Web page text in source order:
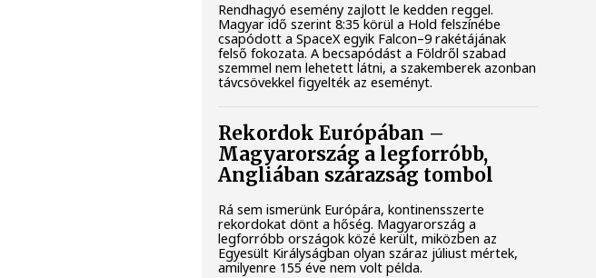
Rendhagyó esemény zajlott le kedden reggel.
Magyar idő szerint 8:35 körül a Hold felszínébe
csapódott a SpaceX egyik Falcon–9 rakétájának
felső fokozata. A becsapódást a Földről szabad
szemmel nem lehetett látni, a szakemberek azonban
távcsövekkel figyelték az eseményt.
Rekordok Európában –
Magyarország a legforróbb,
Angliában szárazság tombol
Rá sem ismerünk Európára, kontinensszerte
rekordokat dönt a hőség. Magyarország a
legforróbb országok közé került, miközben az
Egyesült Királyságban olyan száraz júliust mértek,
amilyenre 155 éve nem volt példa.